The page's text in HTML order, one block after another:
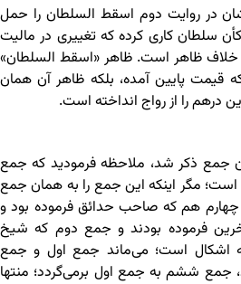
در روایت دوم اسقط السلطان را حمل
سلطان کاری کرده که تغییری در مالیت
ظاهر است. ظاهر «اسقط السلطان»
قیمت پایین آمده، بلکه ظاهر آن همان
درهم را از رواج انداخته است.
جمع ذکر شد، ملاحظه فرمودید که جمع
مگر اینکه این جمع را به همان جمع
چهارم هم که صاحب حدائق فرموده بود و
فرموده بودند و جمع دوم که شیخ
به اشکال است؛ می‌ماند جمع اول و جمع
جمع ششم به جمع اول برمی‌گردد؛ منتها